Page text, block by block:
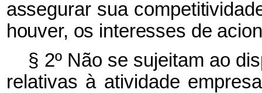
assegurar sua
houver, os interesses de
§ 2º Não se sujeitam ao
relativas à atividade